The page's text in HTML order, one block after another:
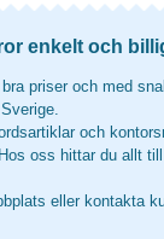
enkelt och
priser och med
och
oss hittar du allt
eller kontakta